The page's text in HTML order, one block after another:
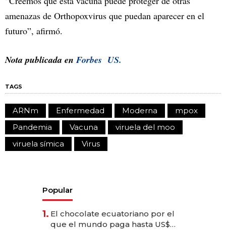
amenazas de Orthopoxvirus que puedan aparecer en el
futuro”, afirmó.
Nota publicada enForbes US.
TAGS
ARNm Enfermedad Moderna
mpox
Pandemia
Vacuna
viruela del moo
viruela símica
Virus
Popular
1. El chocolate ecuatoriano por el
que el mundo paga hasta US$